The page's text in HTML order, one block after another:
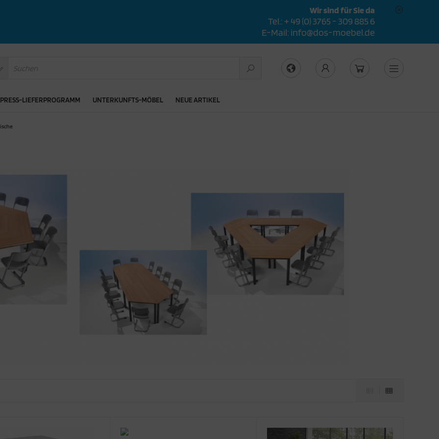
Wir sind für Sie da
Tel.: + 49 (0) 3765 - 309 885 6
E-Mail: info@dos-moebel.de
LIEFERPROGRAMM UNTERKUNFTS-MÖBEL NEUE ARTIKEL